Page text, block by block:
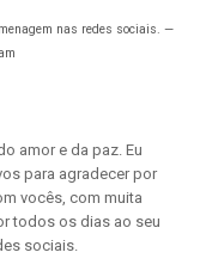
nas redes sociais. —
amor e da paz . Eu
para agradecer por
vocês, com muita
todos os dias ao seu
sociais.